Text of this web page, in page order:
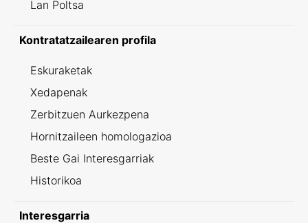
Lan Poltsa
Kontratatzailearen profila
Eskuraketak
Xedapenak
Zerbitzuen Aurkezpena
Hornitzaileen homologazioa
Beste Gai Interesgarriak
Historikoa
Interesgarria